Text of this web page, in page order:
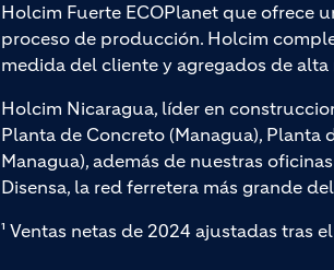
Holcim Fuerte ECOPlanet que ofrece
proceso de producción. Holcim
medida del cliente y agregados de alta
Holcim Nicaragua, líder en
Planta de Concreto (Managua), Planta
Managua), además de nuestras
Disensa, la red ferretera más grande
¹ Ventas netas de 2024 ajustadas tras